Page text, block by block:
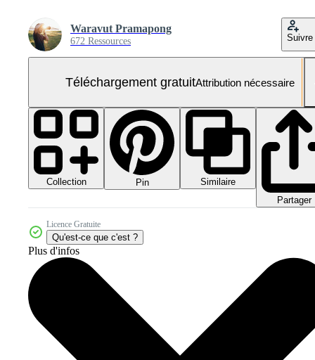
Waravut Pramapong
672 Ressources Suivre
Téléchargement gratuitAttribution nécessaire
Collection Pin
Similaire
Partager
Licence Gratuite
Qu'est-ce que c'est ?
Plus d'infos